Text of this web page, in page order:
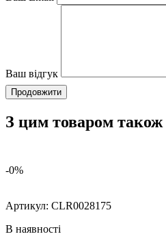
Ваш відгук
Продовжити
З цим товаром
-0%
Артикул: CLR0028175
В наявності